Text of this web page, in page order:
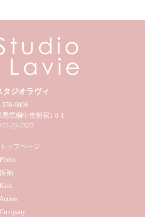
タジオラヴィ
376-0006
馬県桐生市新宿1-8-1
22-7577
トップページ
Photo
振袖
Kids
Company